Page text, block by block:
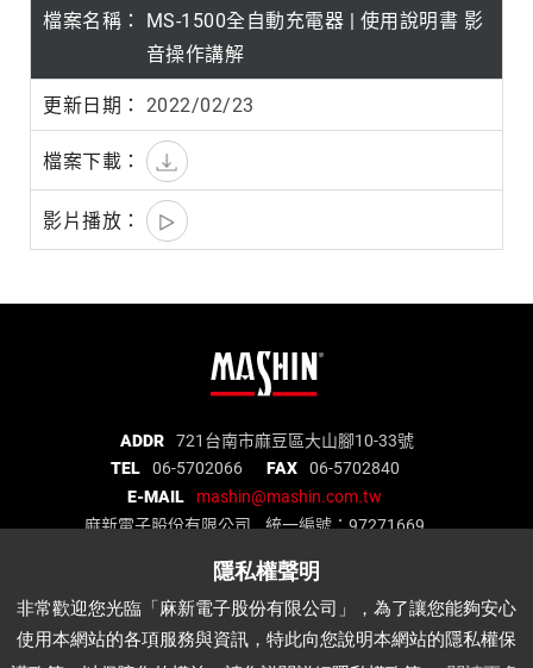
非常歡迎您光臨「麻新電子股份有限公司」，為了讓您能夠安心
使用本網站的各項服務與資訊，特此向您說明本網站的隱私權保
MS-1500全自動充電器 | 使用說明書 影
音操作講解
2022/02/23
子
有
限
ADDR
721台南市麻豆區大山腳10-33號
TEL
06-5702066 FAX
06-5702840
E-MAIL
mashin@mashin.com.tw
麻新電子股份有限公司 統一編號：97271669
品質認證 最新消息
代理品牌
經銷據點 說明書下載 APP